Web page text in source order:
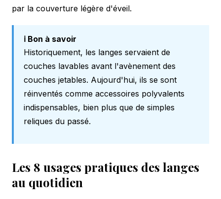
par la couverture légère d'éveil.
ℹ️ Bon à savoir
Historiquement, les langes servaient de
couches lavables avant l'avènement des
couches jetables. Aujourd'hui, ils se sont
réinventés comme accessoires polyvalents
indispensables, bien plus que de simples
reliques du passé.
Les 8 usages pratiques des langes
au quotidien